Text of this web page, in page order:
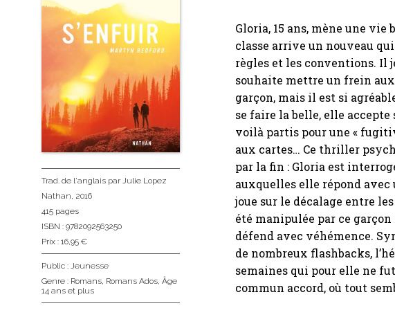
Gloria, 15 ans, mène une vie
classe arrive un nouveau
règles et les conventions. Il
souhaite mettre un frein
garçon, mais il est si
se faire la belle, elle accepte
voilà partis pour une «
aux cartes… Ce thriller
par la fin : Gloria est
auxquelles elle répond
joue sur le décalage entre
été manipulée par ce garçon
défend avec véhémence.
de nombreux flashbacks,
semaines qui pour elle ne
commun accord, où tout
Trad. de l'anglais par Julie Lopez
Nathan, 2016
415 pages
ISBN : 9782092563250
Prix : 16,95 €
Public : Jeunesse
Genre : Romans, Romans Ados, Âge
14 ans et plus